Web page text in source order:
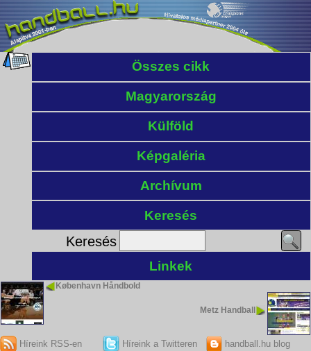
Összes cikk
Magyarország
Külföld
Képgaléria
Archívum
Keresés
Keresés
Linkek
København Håndbold
Metz Handball
Híreink RSS-en Híreink a Twitteren handball.hu blog